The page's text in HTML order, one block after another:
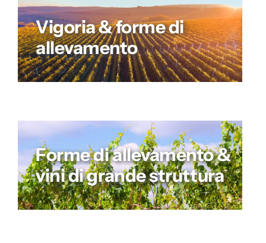
Vigoria & forme di
allevamento
Forme di allevamento &
vini di grande struttura